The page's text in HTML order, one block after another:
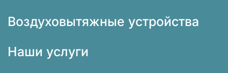
Воздуховытяжные устройства
Наши услуги